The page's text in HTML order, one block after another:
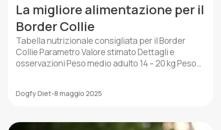
La migliore alimentazione per il
Border Collie
Tabella nutrizionale consigliata per il Border
Collie Parametro Valore stimato Dettagli e
osservazioni Peso medio adulto 14 – 20 kg Peso
1400 kcal/giorno Dipende dal livello di attività,
necessitare di più energia. Frequenza dei […]
Dogfy Diet-8 maggio 2025